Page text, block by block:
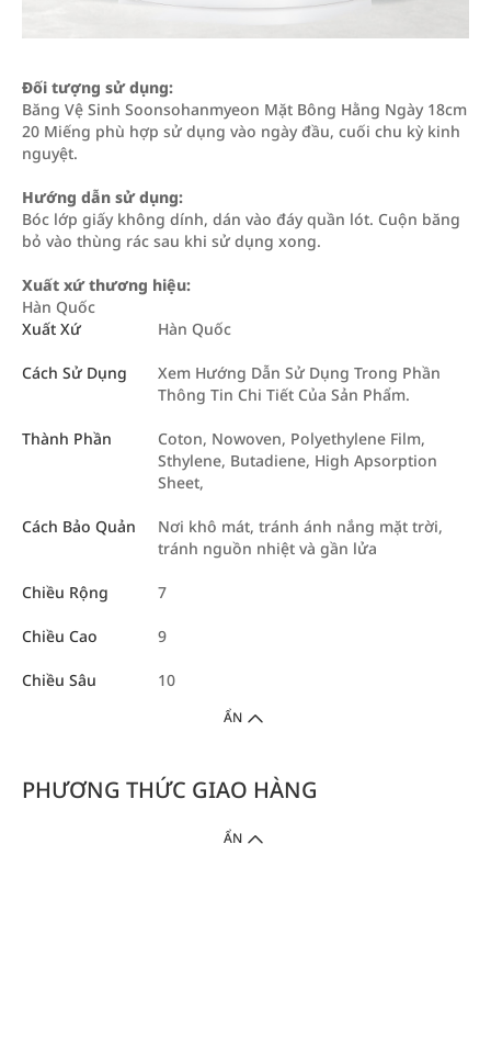
Đối tượng sử dụng:
Băng Vệ Sinh Soonsohanmyeon Mặt Bông Hằng Ngày 18cm
20 Miếng phù hợp sử dụng vào ngày đầu, cuối chu kỳ kinh
nguyệt.
Hướng dẫn sử dụng:
Bóc lớp giấy không dính, dán vào đáy quần lót. Cuộn băng
bỏ vào thùng rác sau khi sử dụng xong.
Xuất xứ thương hiệu:
Hàn Quốc
Xuất Xứ
Hàn Quốc
Cách Sử Dụng
Xem Hướng Dẫn Sử Dụng Trong Phần
Thông Tin Chi Tiết Của Sản Phẩm.
Thành Phần
Coton, Nowoven, Polyethylene Film,
Sthylene, Butadiene, High Apsorption
Sheet,
Cách Bảo Quản
Nơi khô mát, tránh ánh nắng mặt trời,
tránh nguồn nhiệt và gần lửa
Chiều Rộng 7
Chiều Cao 9
Chiều Sâu 10
ẨN
PHƯƠNG THỨC GIAO HÀNG
ẨN